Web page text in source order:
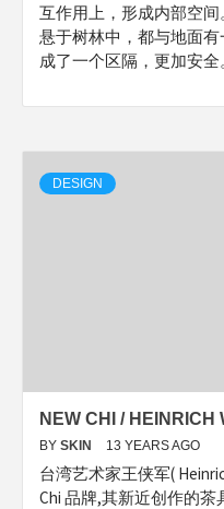
互作用上，形成内部空
悬于树林中，都与地面
成了一个区隔，更加安全
DESIGN
NEW CHI / HEINRICH
BY SKIN 13 YEARS AGO
台湾艺术家王侠军(
Chi 品牌,其新近创作的茶